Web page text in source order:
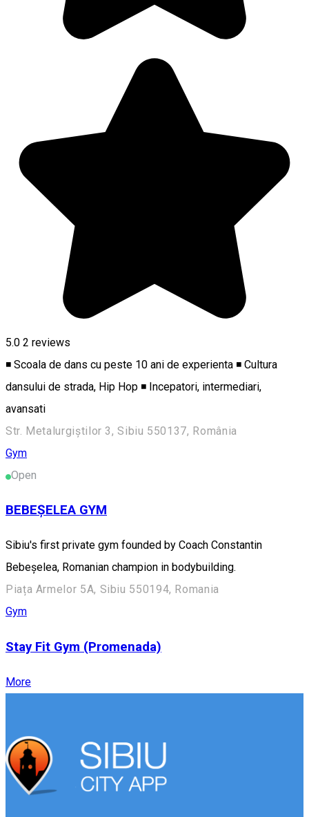
5.0 2 reviews
◾ Scoala de dans cu peste 10 ani de experienta ◾ Cultura
dansului de strada, Hip Hop ◾ Incepatori, intermediari,
avansati
Str. Metalurgiștilor 3, Sibiu 550137, România
Gym
Open
BEBEȘELEA GYM
Sibiu's first private gym founded by Coach Constantin
Bebeșelea, Romanian champion in bodybuilding.
Piața Armelor 5A, Sibiu 550194, Romania
Gym
Stay Fit Gym (Promenada)
More